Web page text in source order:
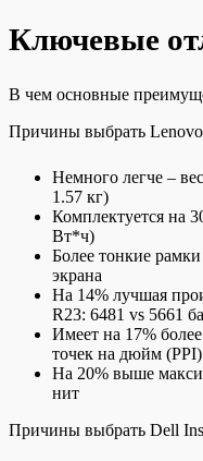
Ключевые
В чем основные
Причины выбрать
Немного легче –
1.57 кг)
Комплектуется на
Вт*ч)
Более тонкие
экрана
На 14% лучшая
R23: 6481 vs 5661
Имеет на 17%
точек на дюйм (PPI)
На 20% выше
нит
Причины выбрать Dell